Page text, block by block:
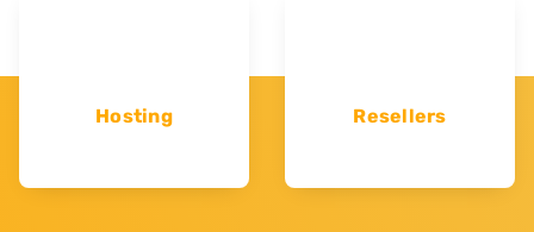
Hosting Resellers